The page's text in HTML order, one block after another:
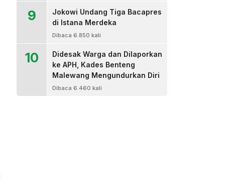
9
Jokowi Undang Tiga Bacapres
di Istana Merdeka
Dibaca 6.850 kali
10
Didesak Warga dan Dilaporkan
ke APH, Kades Benteng
Malewang Mengundurkan Diri
Dibaca 6.460 kali